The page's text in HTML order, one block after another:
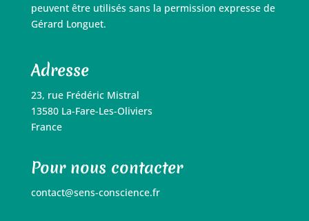
peuvent être utilisés sans la permission expresse de
Gérard Longuet.
Adresse
23, rue Frédéric Mistral
13580 La-Fare-Les-Oliviers
France
Pour nous contacter
contact@sens-conscience.fr